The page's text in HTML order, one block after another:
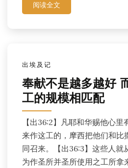
阅读全文
出埃及记
奉献不是越多越好
工的规模相匹配
【出36:2】凡耶和华赐他心
来作这工的，摩西把他们和比
同召来。【出36:3】这些人就
为作圣所并圣所使用之工所拿